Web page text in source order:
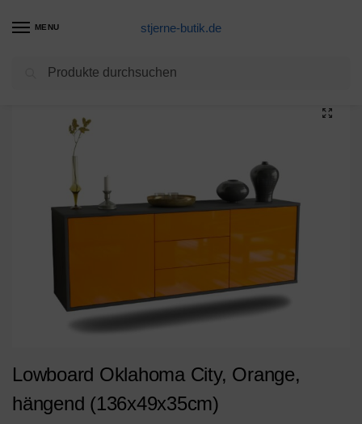
MENU stjerne-butik.de
Unkategorisiert / Lowboard Oklahoma City, Orange, hängend (136x49x35cm)
Lowboard Oklahoma City, Orange,
hängend (136x49x35cm)